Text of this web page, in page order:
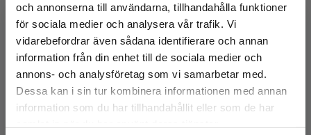
och annonserna till användarna, tillhandahålla funktioner
för sociala medier och analysera vår trafik. Vi
vidarebefordrar även sådana identifierare och annan
information från din enhet till de sociala medier och
annons- och analysföretag som vi samarbetar med.
Dessa kan i sin tur kombinera informationen med annan
information som du har tillhandahållit eller som de har
Begränsad fraktregion
Det verkar som att du besöker
studentlitteratur.se via en enhet utanför Sverige.
Digital psykologi
Edbacken, J - Vernmark, K (red.)
349 kr inkl. moms
Exkl. moms: 329 kr